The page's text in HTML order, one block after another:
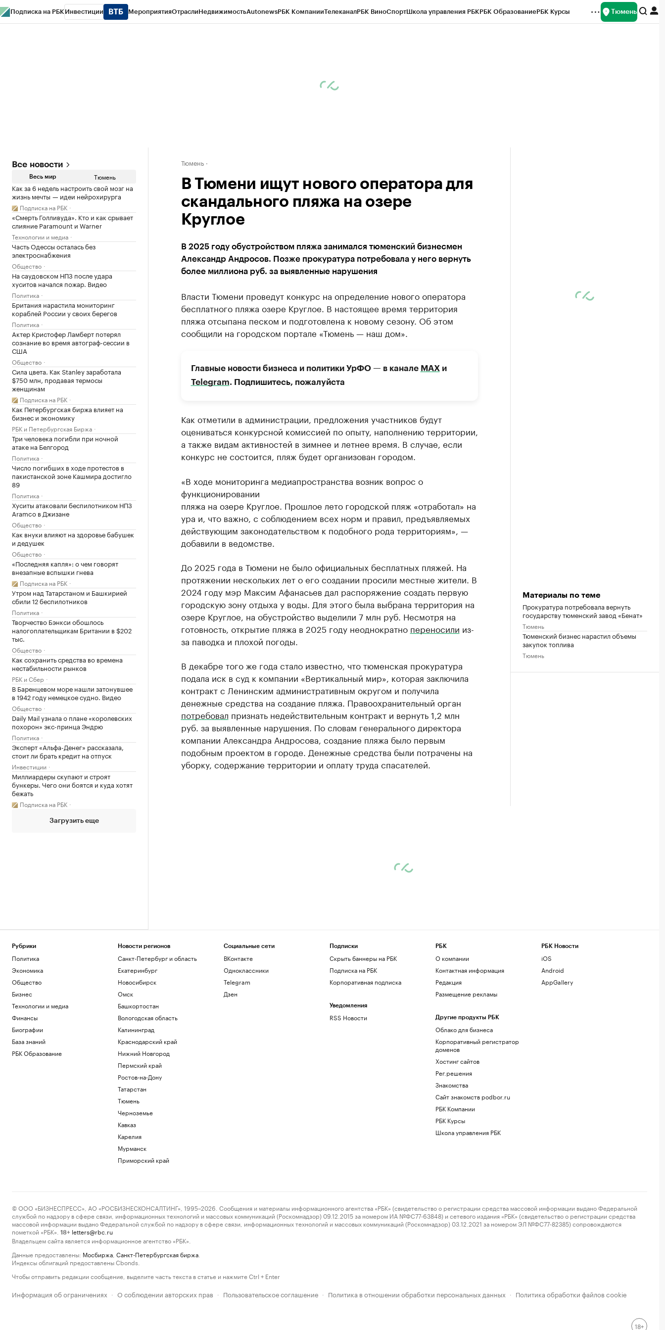
Подписка на РБК Инвестиции МероприятияОтраслиНедвижимостьAutonewsРБК КомпанииТелеканалРБК ВиноСпортШкола управления РБКРБК ОбразованиеРБК Курсы Тюмень
Все новости
Весь мир Тюмень
Как за 6 недель настроить свой мозг на
жизнь мечты — идеи нейрохирурга
Подписка на РБК
«Смерть Голливуда». Кто и как срывает
слияние Paramount и Warner
Технологии и медиа
Часть Одессы осталась без
электроснабжения
Общество
На саудовском НПЗ после удара
хуситов начался пожар. Видео
Политика
Британия нарастила мониторинг
кораблей России у своих берегов
Политика
Актер Кристофер Ламберт потерял
сознание во время автограф-сессии в
США
Общество
Сила цвета. Как Stanley заработала
$750 млн, продавая термосы
женщинам
Подписка на РБК
Как Петербургская биржа влияет на
бизнес и экономику
РБК и Петербургская Биржа
Три человека погибли при ночной
атаке на Белгород
Политика
Число погибших в ходе протестов в
пакистанской зоне Кашмира достигло
89
Политика
Хуситы атаковали беспилотником НПЗ
Aramco в Джизане
Общество
Как внуки влияют на здоровье бабушек
и дедушек
Общество
«Последняя капля»: о чем говорят
внезапные вспышки гнева
Подписка на РБК
Утром над Татарстаном и Башкирией
сбили 12 беспилотников
Политика
Творчество Бэнкси обошлось
налогоплательщикам Британии в $202
тыс.
Общество
Как сохранить средства во времена
нестабильности рынков
РБК и Сбер
В Баренцевом море нашли затонувшее
в 1942 году немецкое судно. Видео
Общество
Daily Mail узнала о плане «королевских
похорон» экс-принца Эндрю
Политика
Эксперт «Альфа-Денег» рассказала,
стоит ли брать кредит на отпуск
Инвестиции
Миллиардеры скупают и строят
бункеры. Чего они боятся и куда хотят
бежать
Подписка на РБК
Загрузить еще
Тюмень
В Тюмени ищут нового оператора для
скандального пляжа на озере
Круглое
В 2025 году обустройством пляжа занимался тюменский бизнесмен
Александр Андросов. Позже прокуратура потребовала у него вернуть
более миллиона руб. за выявленные нарушения
Власти Тюмени проведут конкурс на определение нового оператора
бесплатного пляжа озере Круглое. В настоящее время территория
пляжа отсыпана песком и подготовлена к новому сезону. Об этом
сообщили на городском портале «Тюмень — наш дом».
Главные новости бизнеса и политики УрФО — в канале МАХи
Telegram. Подпишитесь, пожалуйста
Как отметили в администрации, предложения участников будут
оцениваться конкурсной комиссией по опыту, наполнению территории,
а также видам активностей в зимнее и летнее время. В случае, если
конкурс не состоится, пляж будет организован городом.
«В ходе мониторинга медиапространства возник вопрос о
функционировании
пляжа на озере Круглое. Прошлое лето городской пляж «отработал» на
ура и, что важно, с соблюдением всех норм и правил, предъявляемых
действующим законодательством к подобного рода территориям», —
добавили в ведомстве.
До 2025 года в Тюмени не было официальных бесплатных пляжей. На
протяжении нескольких лет о его создании просили местные жители. В
2024 году мэр Максим Афанасьев дал распоряжение создать первую
городскую зону отдыха у воды. Для этого была выбрана территория на
озере Круглое, на обустройство выделили 7 млн руб. Несмотря на
готовность, открытие пляжа в 2025 году неоднократно переносили из-
за паводка и плохой погоды.
В декабре того же года стало известно, что тюменская прокуратура
подала иск в суд к компании «Вертикальный мир», которая заключила
контракт с Ленинским административным округом и получила
денежные средства на создание пляжа. Правоохранительный орган
потребовал признать недействительным контракт и вернуть 1,2 млн
руб. за выявленные нарушения. По словам генерального директора
компании Александра Андросова, создание пляжа было первым
подобным проектом в городе. Денежные средства были потрачены на
уборку, содержание территории и оплату труда спасателей.
Материалы по теме
Прокуратура потребовала вернуть
государству тюменский завод «Бенат»
Тюмень
Тюменский бизнес нарастил объемы
закупок топлива
Тюмень
Рубрики
Политика
Экономика
Общество
Бизнес
Технологии и медиа
Финансы
Биографии
База знаний
РБК Образование
Новости регионов
Санкт-Петербург и область
Екатеринбург
Новосибирск
Омск
Башкортостан
Вологодская область
Калининград
Краснодарский край
Нижний Новгород
Пермский край
Ростов-на-Дону
Татарстан
Тюмень
Черноземье
Кавказ
Карелия
Мурманск
Приморский край
Социальные сети
ВКонтакте
Одноклассники
Telegram
Дзен
Подписки
Скрыть баннеры на РБК
Подписка на РБК
Корпоративная подписка
Уведомления
RSS Новости
РБК
О компании
Контактная информация
Редакция
Размещение рекламы
Другие продукты РБК
Облако для бизнеса
Корпоративный регистратор
доменов
Хостинг сайтов
Рег.решения
Знакомства
Сайт знакомств podbor.ru
РБК Компании
РБК Курсы
Школа управления РБК
РБК Новости
iOS
Android
AppGallery
© ООО «БИЗНЕСПРЕСС», АО «РОСБИЗНЕСКОНСАЛТИНГ», 1995–2026. Сообщения и материалы информационного агентства «РБК» (свидетельство о регистрации средства массовой информации выдано Федеральной
службой по надзору в сфере связи, информационных технологий и массовых коммуникаций (Роскомнадзор) 09.12.2015 за номером ИА №ФС77-63848) и сетевого издания «РБК» (свидетельство о регистрации средства
массовой информации выдано Федеральной службой по надзору в сфере связи, информационных технологий и массовых коммуникаций (Роскомнадзор) 03.12.2021 за номером ЭЛ №ФС77-82385) сопровождаются
пометкой «РБК».
18+ letters@rbc.ru
Владельцем сайта является информационное агентство «РБК».
Данные предоставлены: Мосбиржа Санкт-Петербургская биржа
Индексы облигаций предоставлены Cbonds.
Чтобы отправить редакции сообщение, выделите часть текста в статье и нажмите Ctrl + Enter
Информация об ограничениях · О соблюдении авторских прав · Пользовательское соглашение · Политика в отношении обработки персональных данных · Политика обработки файлов cookie
18+